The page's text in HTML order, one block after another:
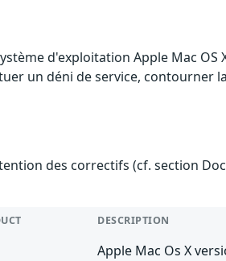
d'exploitation Apple Mac
un déni de service, contourner
des correctifs (cf. section
DESCRIPTION
Apple Mac Os X